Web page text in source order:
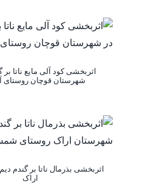
اثربخشی کود آلی مایع ناتا بر
شهرستان قوچان روستای
اثربخشی بذرمال ناتا بر گندم
اراک